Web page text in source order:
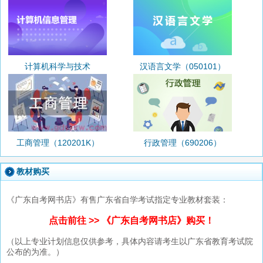
计算机科学与技术
（080901）
汉语言文学（050101）
工商管理（120201K） 行政管理（690206）
教材购买
《广东自考网书店》有售广东省自学考试指定专业教材套装：
点击前往 >> 《广东自考网书店》购买！
（以上专业计划信息仅供参考，具体内容请考生以广东省教育考试院
公布的为准。）